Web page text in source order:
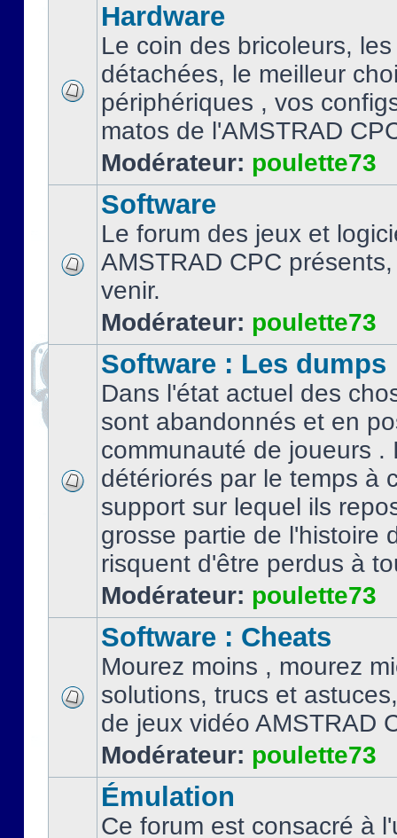
Hardware
Le coin des bricoleurs,
détachées, le meilleur
périphériques , vos
matos de l'AMSTRAD
Modérateur: poulette73
Software
Le forum des jeux et
AMSTRAD CPC
venir.
Modérateur: poulette73
Software : Les dumps
Dans l'état actuel des
sont abandonnés et en
communauté de joueurs .
détériorés par le temps à
support sur lequel ils
grosse partie de l'histoire
risquent d'être perdus à
Modérateur: poulette73
Software : Cheats
Mourez moins , mourez
solutions, trucs et
de jeux vidéo AMSTRAD
Modérateur: poulette73
Émulation
Ce forum est consacré à